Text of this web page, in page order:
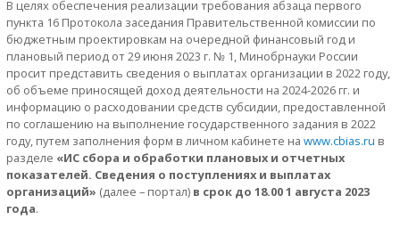
В целях обеспечения реализации требования абзаца первого
пункта 16 Протокола заседания Правительственной комиссии по
бюджетным проектировкам на очередной финансовый год и
плановый период от 29 июня 2023 г. № 1, Минобрнауки России
просит представить сведения о выплатах организации в 2022 году,
об объеме приносящей доход деятельности на 2024-2026 гг. и
информацию о расходовании средств субсидии, предоставленной
по соглашению на выполнение государственного задания в 2022
году, путем заполнения форм в личном кабинете на www.cbias.ru в
разделе «ИС сбора и обработки плановых и отчетных
показателей. Сведения о поступлениях и выплатах
организаций» (далее – портал) в срок до 18.00 1 августа 2023
года.